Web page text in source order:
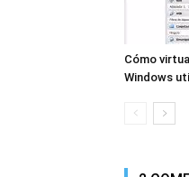
Cómo
Windows